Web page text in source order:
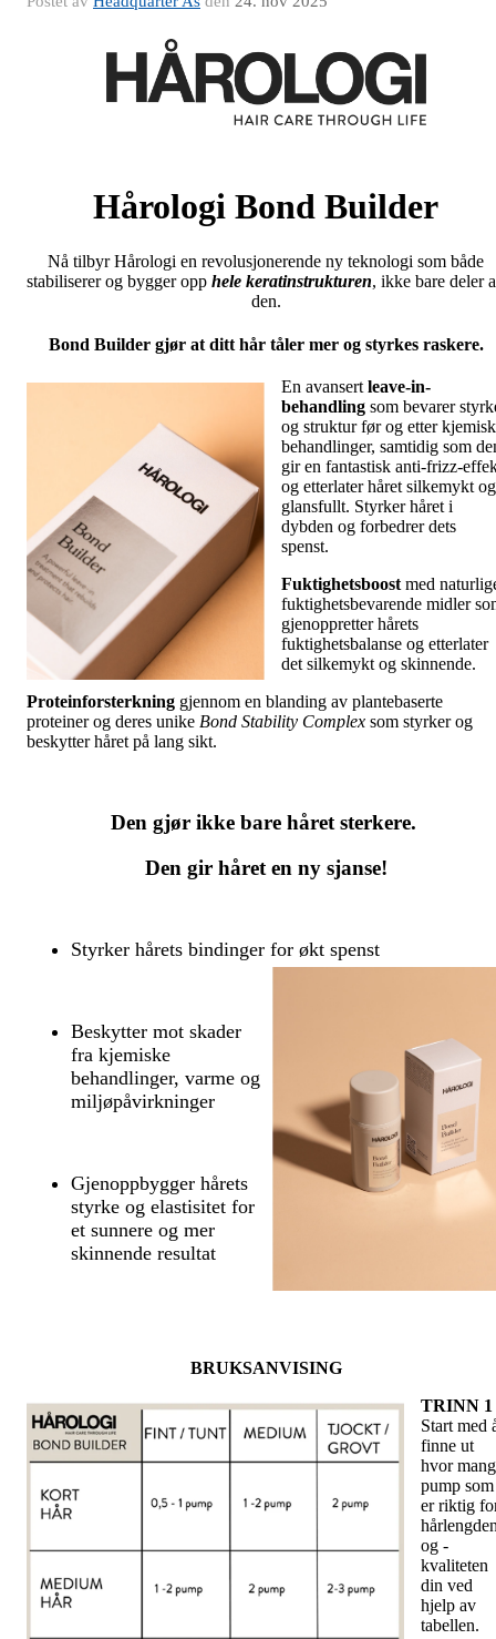
Hårologi Bond Builder
Nå tilbyr Hårologi en revolusjonerende ny teknologi som både
stabiliserer og bygger opp hele keratinstrukturen, ikke bare deler
den.
Bond Builder gjør at ditt hår tåler mer og styrkes raskere.
En avansert leave-in-
behandling som bevarer
og struktur før og etter
behandlinger, samtidig som
gir en fantastisk anti-frizz-
og etterlater håret silkemykt og
glansfullt. Styrker håret i
dybden og forbedrer dets
spenst.
Fuktighetsboost med
fuktighetsbevarende midler
gjenoppretter hårets
fuktighetsbalanse og etterlater
det silkemykt og skinnende.
Proteinforsterkning gjennom en blanding av plantebaserte
proteiner og deres unike Bond Stability Complex som styrker og
beskytter håret på lang sikt.
Den gjør ikke bare håret sterkere.
Den gir håret en ny sjanse!
Styrker hårets bindinger for økt spenst
Beskytter mot skader
fra kjemiske
behandlinger, varme og
miljøpåvirkninger
Gjenoppbygger hårets
styrke og elastisitet for
et sunnere og mer
skinnende resultat
BRUKSANVISING
TRINN 1
Start med
finne ut
hvor
pump som
er riktig
og -
kvaliteten
din ved
hjelp av
tabellen.